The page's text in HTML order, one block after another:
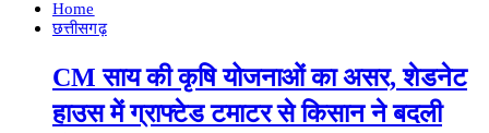
Home
छत्तीसगढ़
CM साय की कृषि योजनाओं का असर, शेडनेट
हाउस में ग्राफ्टेड टमाटर से किसान ने बदली